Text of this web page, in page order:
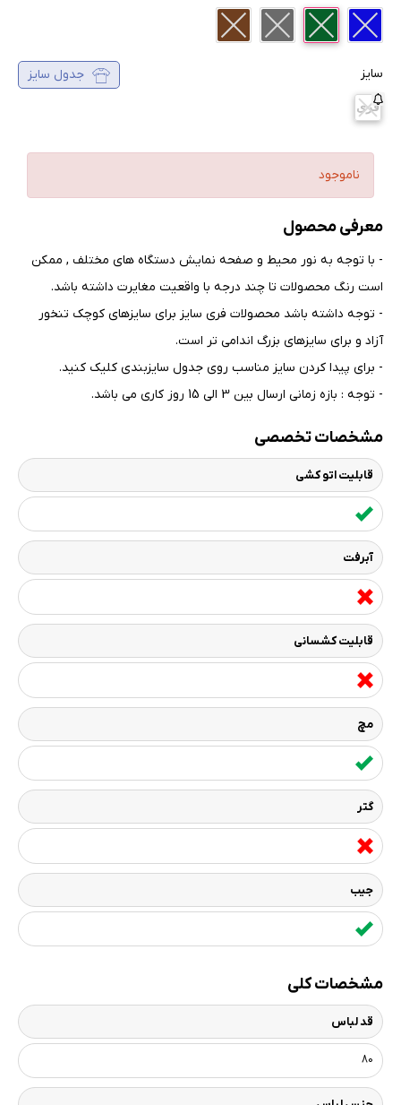
سایز جدول سایز
فری
ناموجود
معرفی محصول
- با توجه به نور محیط و صفحه نمایش دستگاه های مختلف , ممکن
است رنگ محصولات تا چند درجه با واقعیت مغایرت داشته باشد.
- توجه داشته باشد محصولات فری سایز برای سایزهای کوچک تنخور
آزاد و برای سایزهای بزرگ اندامی تر است.
- برای پیدا کردن سایز مناسب روی جدول سایزبندی کلیک کنید.
- توجه : بازه زمانی ارسال بین 3 الی 15 روز کاری می باشد.
مشخصات تخصصی
قابلیت اتو کشی
آبرفت
قابلیت کشسانی
مچ
گتر
جیب
مشخصات کلی
قد لباس
80